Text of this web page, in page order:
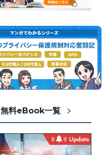
無料eBook一覧